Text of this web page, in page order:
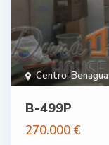
Centro,
B-499P
270.000 €